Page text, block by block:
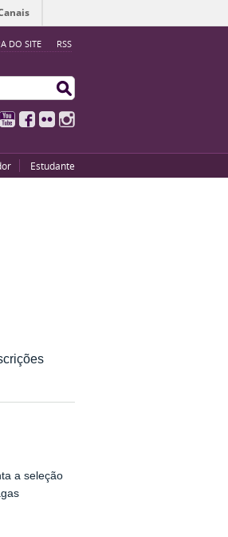
DO SITE RSS
YouTubeFacebook
Flickr
Estudante
a seleção